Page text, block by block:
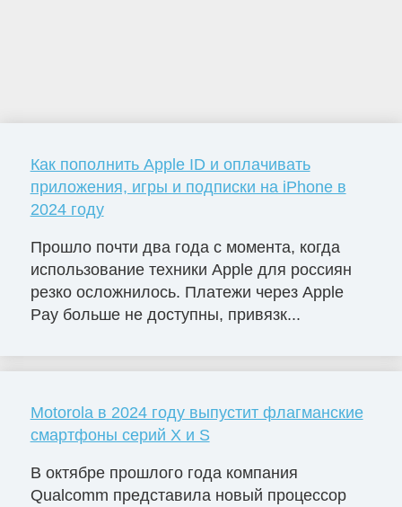
Как пополнить Apple ID и оплачивать
приложения, игры и подписки на iPhone в
2024 году
Прошло почти два года с момента, когда
использование техники Apple для россиян
резко осложнилось. Платежи через Apple
Pay больше не доступны, привязк...
Motorola в 2024 году выпустит флагманские
смартфоны серий X и S
В октябре прошлого года компания
Qualcomm представила новый процессор